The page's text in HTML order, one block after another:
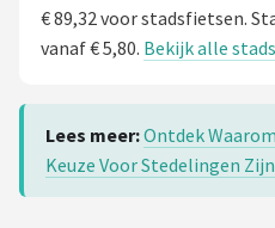
€ 89,32 voor stadsfietsen.
vanaf € 5,80. Bekijk alle
Lees meer:Ontdek
Keuze Voor Stedelingen